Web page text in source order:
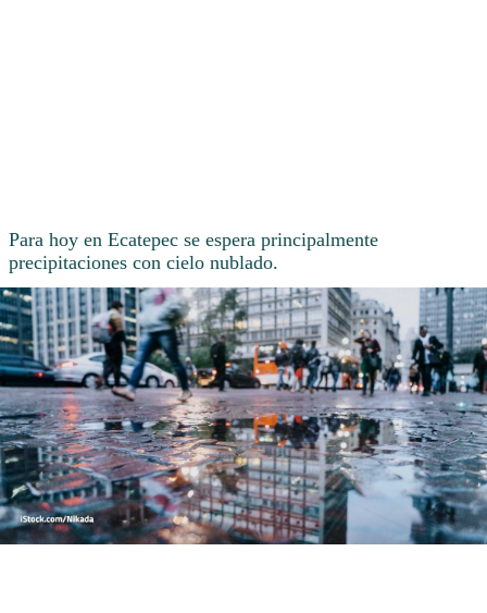
Para hoy en Ecatepec se espera principalmente
precipitaciones con cielo nublado.